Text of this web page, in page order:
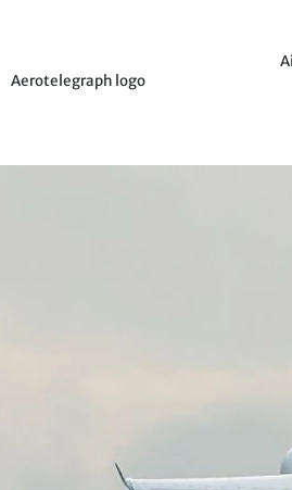
Aerotelegraph logo